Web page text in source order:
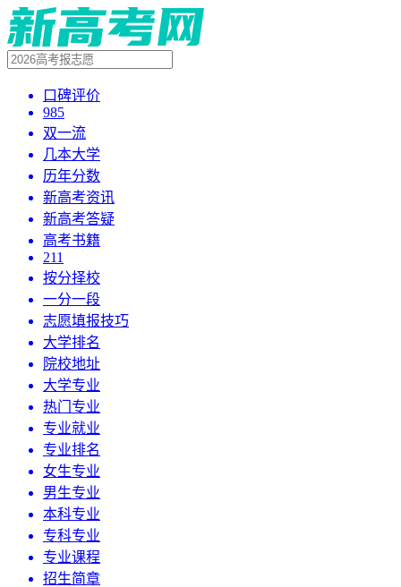
口碑评价
985
双一流
几本大学
历年分数
新高考资讯
新高考答疑
高考书籍
211
按分择校
一分一段
志愿填报技巧
大学排名
院校地址
大学专业
热门专业
专业就业
专业排名
女生专业
男生专业
本科专业
专科专业
专业课程
招生简章